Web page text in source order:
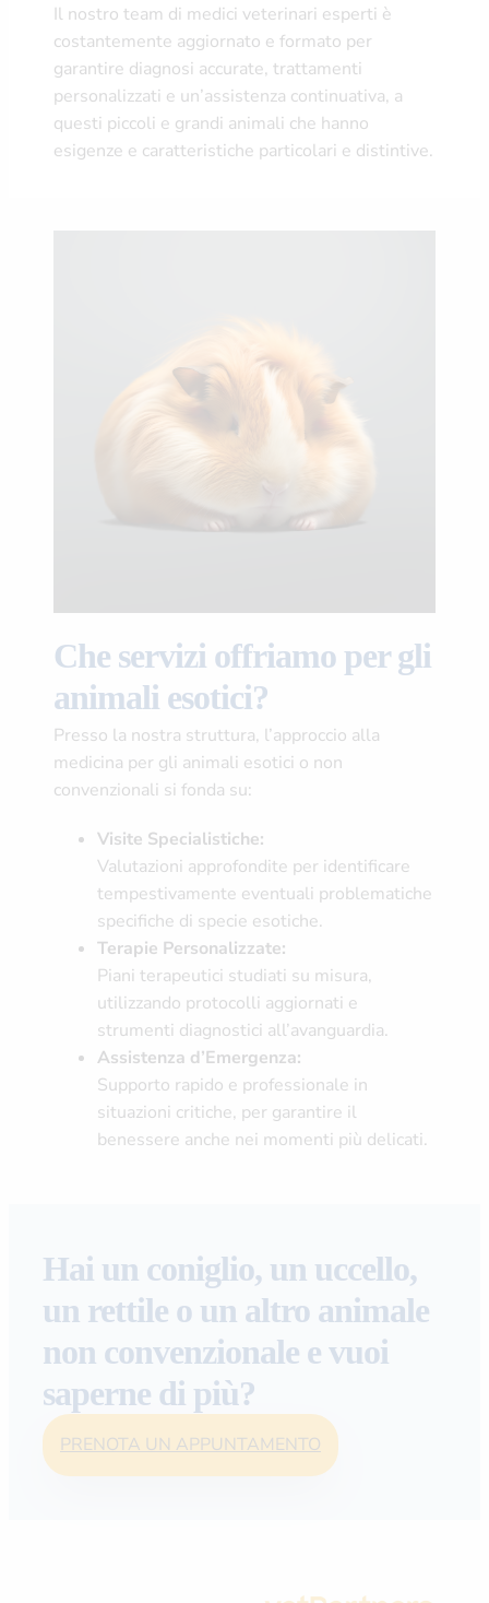
Il nostro team di medici veterinari esperti è
costantemente aggiornato e formato per
garantire diagnosi accurate, trattamenti
personalizzati e un’assistenza continuativa, a
questi piccoli e grandi animali che hanno
esigenze e caratteristiche particolari e distintive.
Che servizi offriamo per gli
animali esotici?
Presso la nostra struttura, l’approccio alla
medicina per gli animali esotici o non
convenzionali si fonda su:
Visite Specialistiche:
Valutazioni approfondite per identificare
tempestivamente eventuali problematiche
specifiche di specie esotiche.
Terapie Personalizzate:
Piani terapeutici studiati su misura,
utilizzando protocolli aggiornati e
strumenti diagnostici all’avanguardia.
Assistenza d’Emergenza:
Supporto rapido e professionale in
situazioni critiche, per garantire il
benessere anche nei momenti più delicati.
Hai un coniglio, un uccello,
un rettile o un altro animale
non convenzionale e vuoi
saperne di più?
PRENOTA UN APPUNTAMENTO